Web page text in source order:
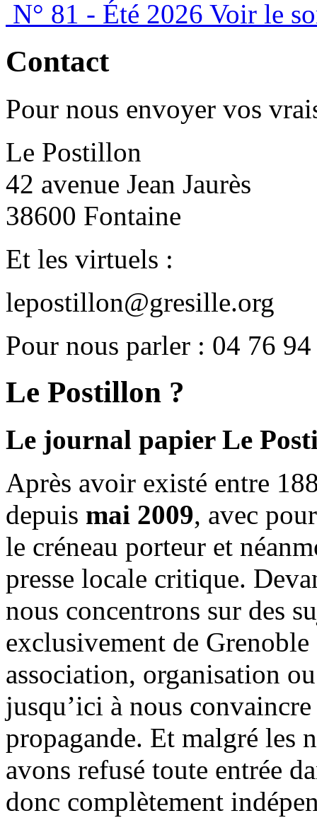
N° 81 - Été 2026 Voir le
Contact
Pour nous envoyer vos
Le Postillon
42 avenue Jean Jaurès
38600 Fontaine
Et les virtuels :
lepostillon@gresille.org
Pour nous parler : 04 76
Le Postillon ?
Le journal papier Le
Après avoir existé entre
depuis mai 2009, avec
le créneau porteur et
presse locale critique.
nous concentrons sur des
exclusivement de
association, organisation
jusqu’ici à nous
propagande. Et malgré les
avons refusé toute entrée
donc complètement